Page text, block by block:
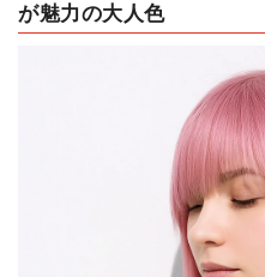
が魅力の大人色